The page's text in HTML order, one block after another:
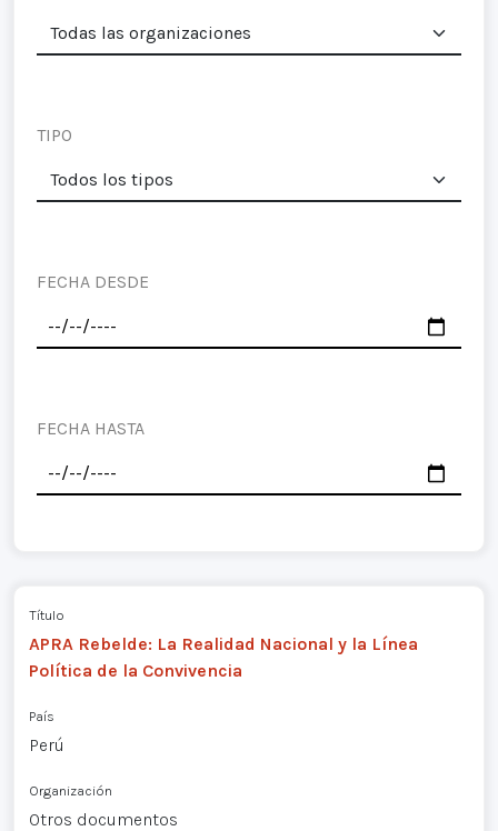
TIPO
FECHA DESDE
FECHA HASTA
Título
APRA Rebelde: La Realidad Nacional y la Línea
Política de la Convivencia
País
Perú
Organización
Otros documentos